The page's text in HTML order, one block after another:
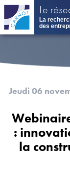
Aller
contenu
principal
Le
La
des
Jeudi 06
:
la